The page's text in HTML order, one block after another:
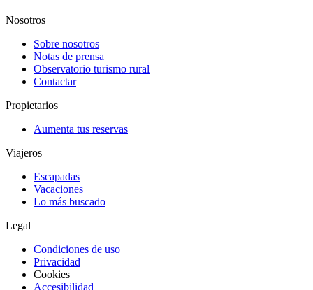
Nosotros
Sobre nosotros
Notas de prensa
Observatorio turismo rural
Contactar
Propietarios
Aumenta tus reservas
Viajeros
Escapadas
Vacaciones
Lo más buscado
Legal
Condiciones de uso
Privacidad
Cookies
Accesibilidad